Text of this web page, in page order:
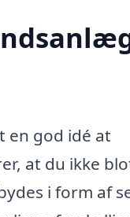
en god idé at
at du ikke
i form af